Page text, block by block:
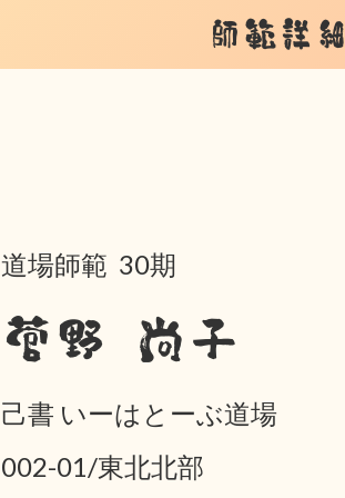
師範詳細
道場師範 30期
菅野 尚子
己書 いーはとーぶ道場
002-01/東北北部